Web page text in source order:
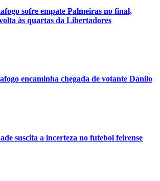
sofre empate Palmeiras no final,
às quartas da Libertadores
encaminha chegada de votante Danilo
suscita a incerteza no futebol feirense